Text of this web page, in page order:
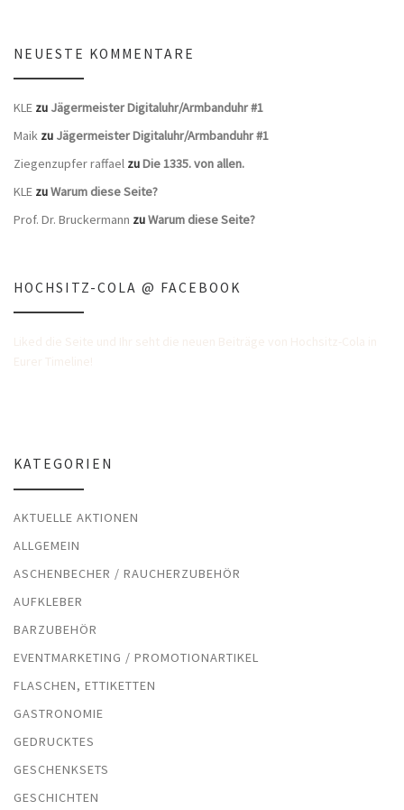
NEUESTE KOMMENTARE
KLE zu Jägermeister Digitaluhr/Armbanduhr #1
Maik zu Jägermeister Digitaluhr/Armbanduhr #1
Ziegenzupfer raffael zuDie 1335. von allen.
KLE zuWarum diese Seite?
Prof. Dr. Bruckermann zuWarum diese Seite?
HOCHSITZ-COLA @ FACEBOOK
KATEGORIEN
AKTUELLE AKTIONEN
ALLGEMEIN
ASCHENBECHER / RAUCHERZUBEHÖR
AUFKLEBER
BARZUBEHÖR
EVENTMARKETING / PROMOTIONARTIKEL
FLASCHEN, ETTIKETTEN
GASTRONOMIE
GEDRUCKTES
GESCHENKSETS
GESCHICHTEN